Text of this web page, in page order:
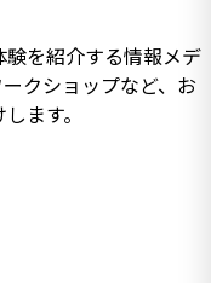
を紹介する情報メデ
クショップなど、お
ます。